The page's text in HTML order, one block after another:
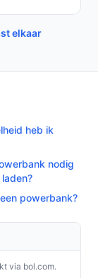
op volgens
volledige
opladingen
kunt
op te laden.
elkaar
heb ik
nodig
powerbank?
via bol.com.